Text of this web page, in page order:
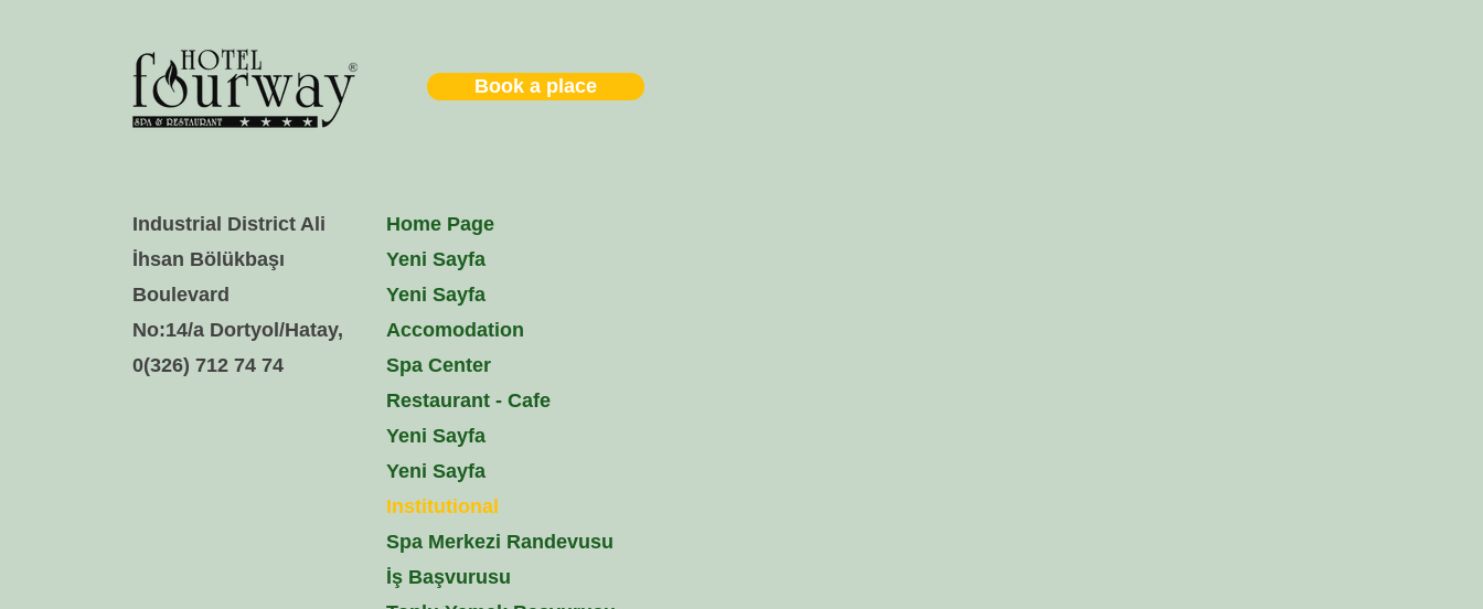
Book a place
Industrial District Ali
İhsan Bölükbaşı
Boulevard
No:14/a Dortyol/Hatay,
0(326) 712 74 74
Home Page
Yeni Sayfa
Yeni Sayfa
Accomodation
Spa Center
Restaurant - Cafe
Yeni Sayfa
Yeni Sayfa
Institutional
Spa Merkezi Randevusu
İş Başvurusu